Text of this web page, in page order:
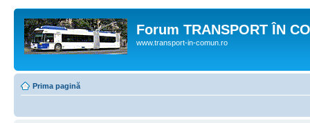
Forum TRANSPORT ÎN
www.transport-in-comun.ro
Prima pagină